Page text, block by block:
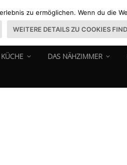
DAS NÄHZIMMER
zu ermöglichen. Wenn du die
WEITERE DETAILS ZU COOKIES